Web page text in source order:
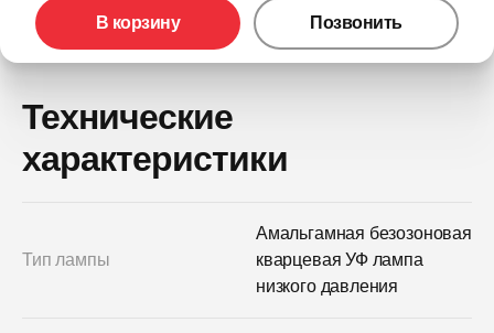
В корзину Позвонить
Технические
характеристики
Тип лампы
Амальгамная безозоновая
кварцевая УФ лампа
низкого давления